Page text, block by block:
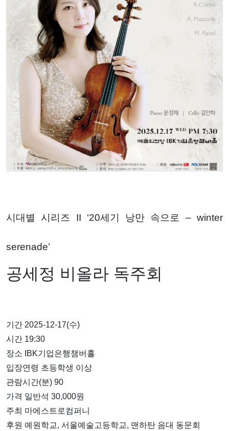
시대별 시리즈 II ‘20세기 낭만 속으로 – winter
serenade’
공세정 비올라 독주회
기간 2025-12-17(수)
시간 19:30
장소 IBK기업은행챔버홀
입장연령 초등학생 이상
관람시간(분) 90
가격 일반석 30,000원
주최 마에스트로컴퍼니
후원 예원학교, 서울예술고등학교, 맨하탄 음대 동문회